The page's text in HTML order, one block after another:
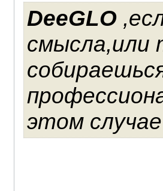
DeeGLO
смысла,или
этом